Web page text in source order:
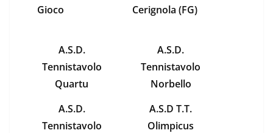
Gioco
Cerignola (FG)
A.S.D.
Tennistavolo
Quartu
A.S.D.
Tennistavolo
Norbello
A.S.D.
Tennistavolo
A.S.D T.T.
Olimpicus